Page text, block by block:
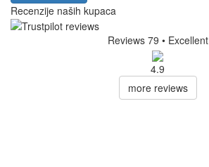
Recenzije naših kupaca
Reviews 79 • Excellent
4.9
more reviews